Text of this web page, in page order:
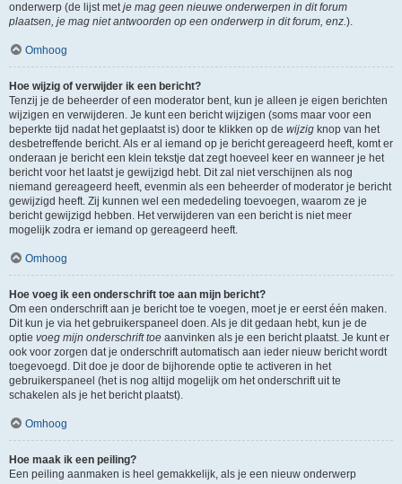
onderwerp (de lijst metje mag geen nieuwe onderwerpen in dit forum
plaatsen, je mag niet antwoorden op een onderwerp in dit forum, enz.).
Omhoog
Hoe wijzig of verwijder ik een bericht?
Tenzij je de beheerder of een moderator bent, kun je alleen je eigen berichten
wijzigen en verwijderen. Je kunt een bericht wijzigen (soms maar voor een
beperkte tijd nadat het geplaatst is) door te klikken op de wijzig knop van het
desbetreffende bericht. Als er al iemand op je bericht gereageerd heeft, komt er
onderaan je bericht een klein tekstje dat zegt hoeveel keer en wanneer je het
bericht voor het laatst je gewijzigd hebt. Dit zal niet verschijnen als nog
niemand gereageerd heeft, evenmin als een beheerder of moderator je bericht
gewijzigd heeft. Zij kunnen wel een mededeling toevoegen, waarom ze je
bericht gewijzigd hebben. Het verwijderen van een bericht is niet meer
mogelijk zodra er iemand op gereageerd heeft.
Omhoog
Hoe voeg ik een onderschrift toe aan mijn bericht?
Om een onderschrift aan je bericht toe te voegen, moet je er eerst één maken.
Dit kun je via het gebruikerspaneel doen. Als je dit gedaan hebt, kun je de
optie voeg mijn onderschrift toe aanvinken als je een bericht plaatst. Je kunt er
ook voor zorgen dat je onderschrift automatisch aan ieder nieuw bericht wordt
toegevoegd. Dit doe je door de bijhorende optie te activeren in het
gebruikerspaneel (het is nog altijd mogelijk om het onderschrift uit te
schakelen als je het bericht plaatst).
Omhoog
Hoe maak ik een peiling?
Een peiling aanmaken is heel gemakkelijk, als je een nieuw onderwerp